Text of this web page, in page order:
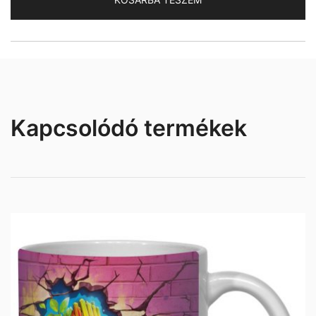
Kapcsolódó termékek